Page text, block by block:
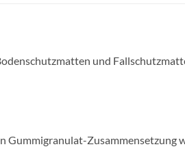
und
Gummigranulat-